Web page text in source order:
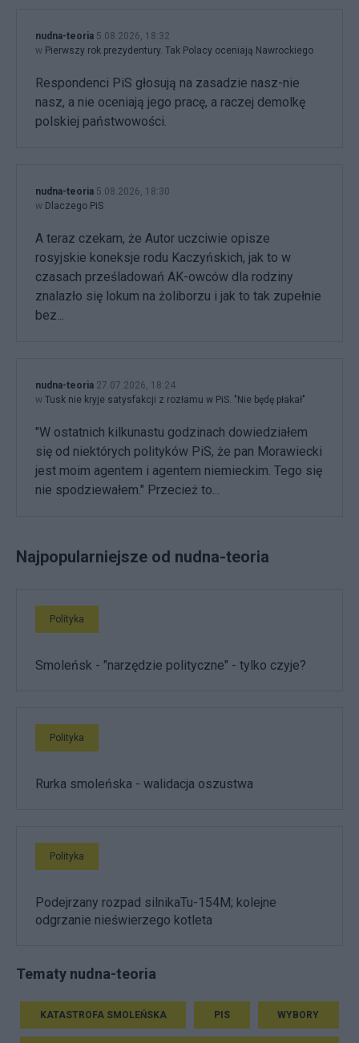
nudna-teoria 5.08.2026, 18:32
w Pierwszy rok prezydentury. Tak Polacy oceniają Nawrockiego
Respondenci PiS głosują na zasadzie nasz-nie
nasz, a nie oceniają jego pracę, a raczej demolkę
polskiej państwowości.
nudna-teoria 5.08.2026, 18:30
w Dlaczego PiS
A teraz czekam, że Autor uczciwie opisze
rosyjskie koneksje rodu Kaczyńskich, jak to w
czasach prześladowań AK-owców dla rodziny
znalazło się lokum na żoliborzu i jak to tak zupełnie
bez...
nudna-teoria 27.07.2026, 18:24
w Tusk nie kryje satysfakcji z rozłamu w PiS. "Nie będę płakał"
"W ostatnich kilkunastu godzinach dowiedziałem
się od niektórych polityków PiS, że pan Morawiecki
jest moim agentem i agentem niemieckim. Tego się
nie spodziewałem." Przecież to...
Najpopularniejsze od nudna-teoria
Polityka
Smoleńsk - "narzędzie polityczne" - tylko czyje?
Polityka
Rurka smoleńska - walidacja oszustwa
Polityka
Podejrzany rozpad silnikaTu-154M; kolejne
odgrzanie nieświerzego kotleta
Tematy nudna-teoria
KATASTROFA SMOLEŃSKA PIS WYBORY